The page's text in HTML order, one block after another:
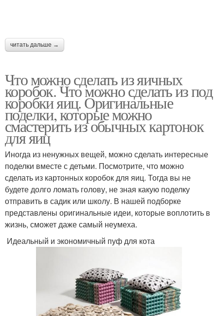
Мини-парник из
Джинсовый пуфик Пуфики из того
Пингвины из бутылки Табурет из бутылок
Табуретка из
пластиковых бутылок
Шедевры из
пластиковых бутылок
пластиковой бутылки
Поделки из бутылок Литровая бутылка
читать дальше →
Что можно сделать из яичных
коробок. Что можно сделать из под
коробки яиц. Оригинальные
поделки, которые можно
смастерить из обычных картонок
для яиц
Иногда из ненужных вещей, можно сделать интересные
поделки вместе с детьми. Посмотрите, что можно
сделать из картонных коробок для яиц. Тогда вы не
будете долго ломать голову, не зная какую поделку
отправить в садик или школу. В нашей подборке
представлены оригинальные идеи, которые воплотить в
жизнь, сможет даже самый неумеха.
Идеальный и экономичный пуф для кота